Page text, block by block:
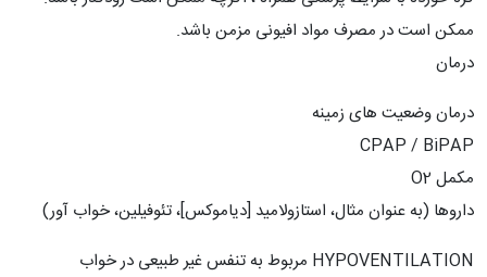
ممکن است در مصرف مواد افیونی مزمن باشد.
درمان
درمان وضعیت های زمینه
CPAP / BiPAP
مکمل O2
داروها (به عنوان مثال، استازولامید [دیاموکس]، تئوفیلین، خواب آور)
HYPOVENTILATION مربوط به تنفس غیر طبیعی در خواب